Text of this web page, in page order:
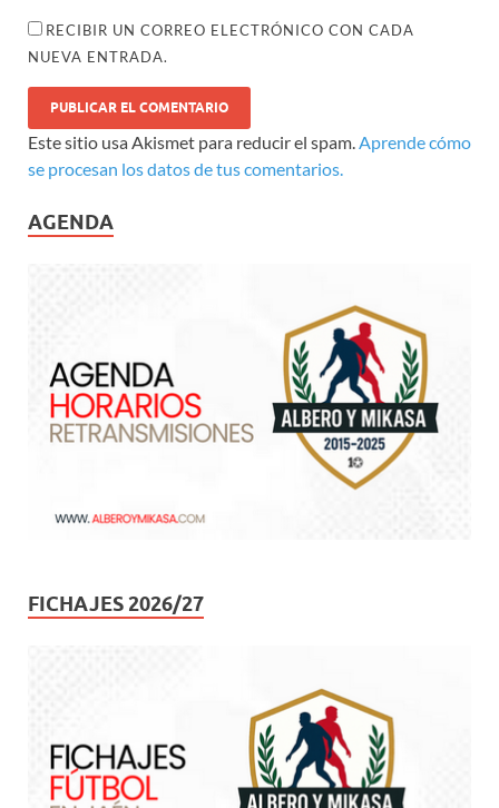
RECIBIR UN CORREO ELECTRÓNICO CON CADA
NUEVA ENTRADA.
Este sitio usa Akismet para reducir el spam. Aprende cómo
se procesan los datos de tus comentarios.
AGENDA
FICHAJES 2026/27